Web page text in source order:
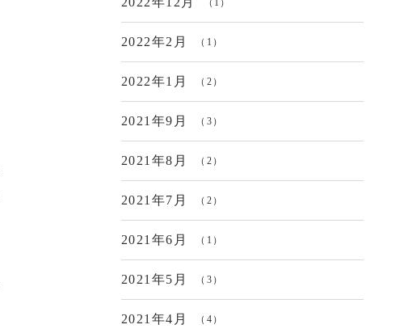
2022年2月 （1）
2022年1月 （2）
2021年9月 （3）
2021年8月 （2）
2021年7月 （2）
2021年6月 （1）
2021年5月 （3）
2021年4月 （4）